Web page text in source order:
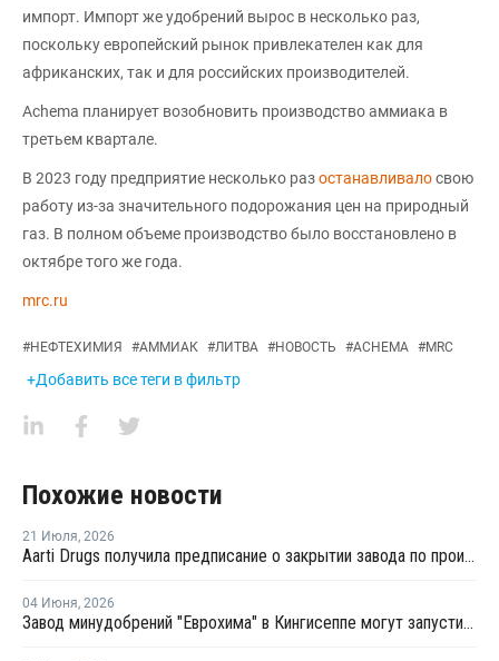
импорт. Импорт же удобрений вырос в несколько раз,
поскольку европейский рынок привлекателен как для
африканских, так и для российских производителей.
Achema планирует возобновить производство аммиака в
третьем квартале.
В 2023 году предприятие несколько разостанавливалосвою
работу из-за значительного подорожания цен на природный
газ. В полном объеме производство было восстановлено в
октябре того же года.
mrc.ru
#НЕФТЕХИМИЯ #АММИАК #ЛИТВА #НОВОСТЬ #ACHEMA #MRC
+Добавить все теги в фильтр
Похожие новости
21 Июля, 2026
Aarti Drugs получила предписание о закрытии завода по производству аминов из-за нарушений нормативных требований
04 Июня, 2026
Завод минудобрений "Еврохима" в Кингисеппе могут запустить в третьем квартале 2026 года